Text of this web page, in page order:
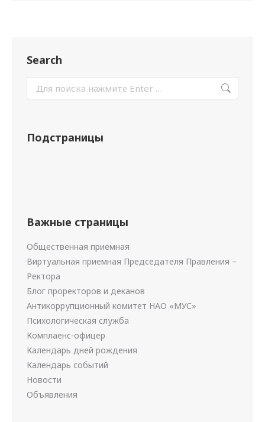
Search
Подстраницы
Важные страницы
Общественная приёмная
Виртуальная приемная Председателя Правления –
Ректора
Блог проректоров и деканов
Антикоррупционный комитет НАО «МУС»
Психологическая служба
Комплаенс-офицер
Календарь дней рождения
Календарь событий
Новости
Объявления